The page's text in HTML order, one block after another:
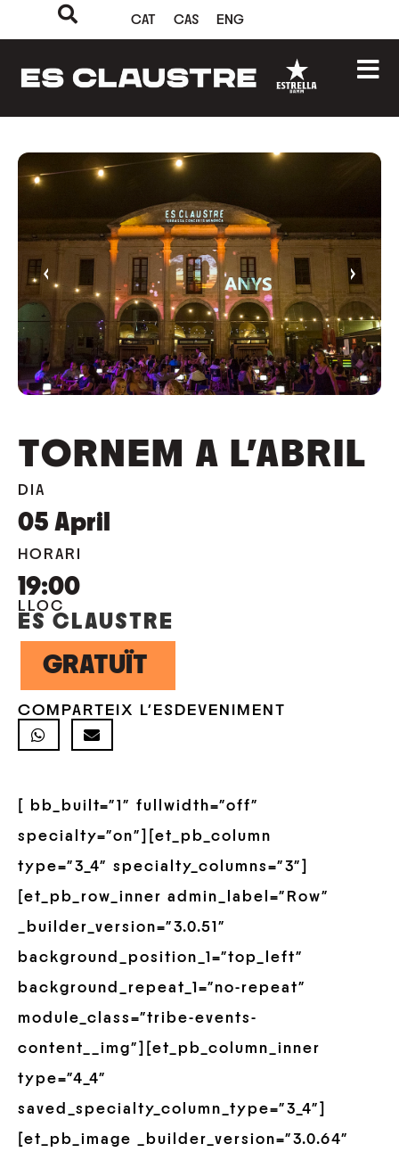
CAT CAS ENG
‹ ›
TORNEM A L’ABRIL
DIA
05 April
HORARI
19:00
LLOC
ES CLAUSTRE
GRATUÏT
COMPARTEIX L'ESDEVENIMENT
[ bb_built=”1″ fullwidth=”off”
specialty=”on”][et_pb_column
type=”3_4″ specialty_columns=”3″]
[et_pb_row_inner admin_label=”Row”
_builder_version=”3.0.51″
background_position_1=”top_left”
background_repeat_1=”no-repeat”
module_class=”tribe-events-
content__img”][et_pb_column_inner
type=”4_4″
saved_specialty_column_type=”3_4″]
[et_pb_image _builder_version=”3.0.64″